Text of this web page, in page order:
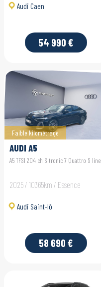
Audi Caen
54 990 €
Faible kilométrage
AUDI A5
A5 TFSI 204 ch S tronic 7 Quattro S line
2025 / 10365km / Essence
Audi Saint-lô
58 690 €